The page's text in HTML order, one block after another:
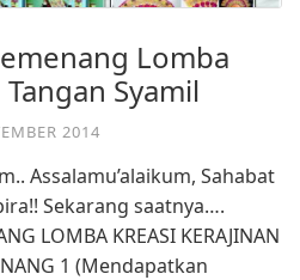
Lomba
Syamil
2014
Assalamu’alaikum, Sahabat
Sekarang saatnya….
LOMBA KREASI KERAJINAN
1 (Mendapatkan